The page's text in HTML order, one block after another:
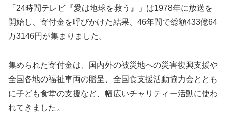
「24時間テレビ『愛は地球を救う』」は1978年に放送を
開始し、寄付金を呼びかけた結果、46年間で総額433億64
万3146円が集まりました。
集められた寄付金は、国内外の被災地への災害復興支援や
全国各地の福祉車両の贈呈、全国食支援活動協力会ととも
に子ども食堂の支援など、幅広いチャリティー活動に使わ
れてきました。